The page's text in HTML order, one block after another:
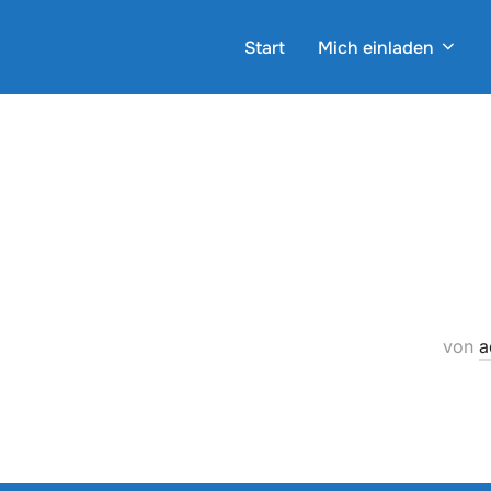
Start Mich einladen
von